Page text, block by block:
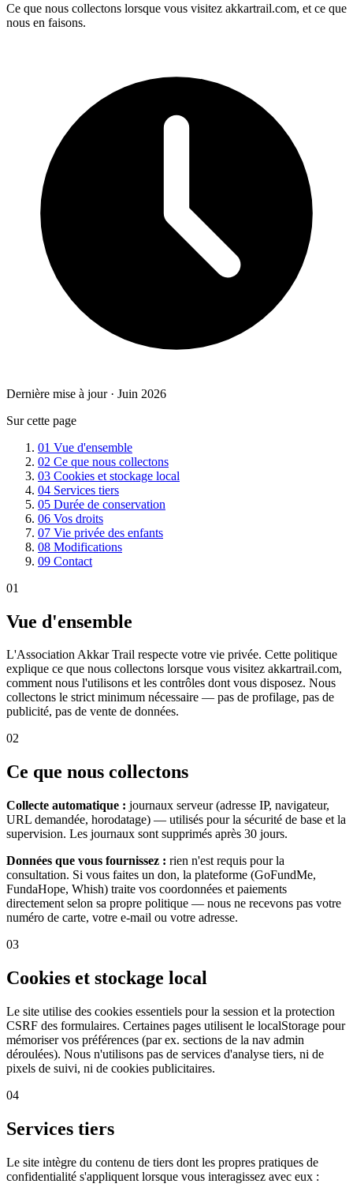
Ce que nous collectons lorsque vous visitez akkartrail.com, et ce que
nous en faisons.
Dernière mise à jour · Juin 2026
Sur cette page
01 Vue d'ensemble
02 Ce que nous collectons
03 Cookies et stockage local
04 Services tiers
05 Durée de conservation
06 Vos droits
07 Vie privée des enfants
08 Modifications
09 Contact
01
Vue d'ensemble
L'Association Akkar Trail respecte votre vie privée. Cette politique
explique ce que nous collectons lorsque vous visitez akkartrail.com,
comment nous l'utilisons et les contrôles dont vous disposez. Nous
collectons le strict minimum nécessaire — pas de profilage, pas de
publicité, pas de vente de données.
02
Ce que nous collectons
Collecte automatique : journaux serveur (adresse IP, navigateur,
URL demandée, horodatage) — utilisés pour la sécurité de base et la
supervision. Les journaux sont supprimés après 30 jours.
Données que vous fournissez : rien n'est requis pour la
consultation. Si vous faites un don, la plateforme (GoFundMe,
FundaHope, Whish) traite vos coordonnées et paiements
directement selon sa propre politique — nous ne recevons pas votre
numéro de carte, votre e-mail ou votre adresse.
03
Cookies et stockage local
Le site utilise des cookies essentiels pour la session et la protection
CSRF des formulaires. Certaines pages utilisent le localStorage pour
mémoriser vos préférences (par ex. sections de la nav admin
déroulées). Nous n'utilisons pas de services d'analyse tiers, ni de
pixels de suivi, ni de cookies publicitaires.
04
Services tiers
Le site intègre du contenu de tiers dont les propres pratiques de
confidentialité s'appliquent lorsque vous interagissez avec eux :